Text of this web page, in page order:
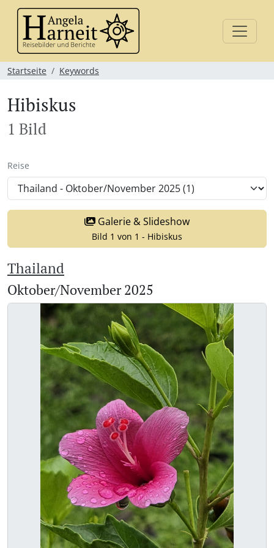
Startseite Keywords
Hibiskus
1 Bild
Reise
Galerie & Slideshow
Bild 1 von 1 - Hibiskus
Thailand
Oktober/November 2025